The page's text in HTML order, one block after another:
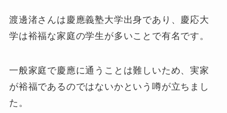
渡邊渚さんは慶應義塾大学出身であり、慶応大
学は裕福な家庭の学生が多いことで有名です。
一般家庭で慶應に通うことは難しいため、実家
が裕福であるのではないかという噂が立ちまし
た。